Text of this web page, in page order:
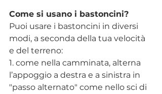
Come si usano i bastoncini?
Puoi usare i bastoncini in diversi
modi, a seconda della tua velocità
e del terreno:
1. come nella camminata, alterna
l’appoggio a destra e a sinistra in
"passo alternato" come nello sci di